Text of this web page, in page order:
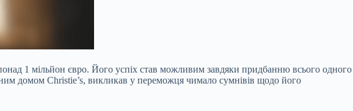
1 мільйон євро. Його успіх став можливим завдяки придбанню всього одного
домом Christie’s, викликав у переможця чимало сумнівів щодо його